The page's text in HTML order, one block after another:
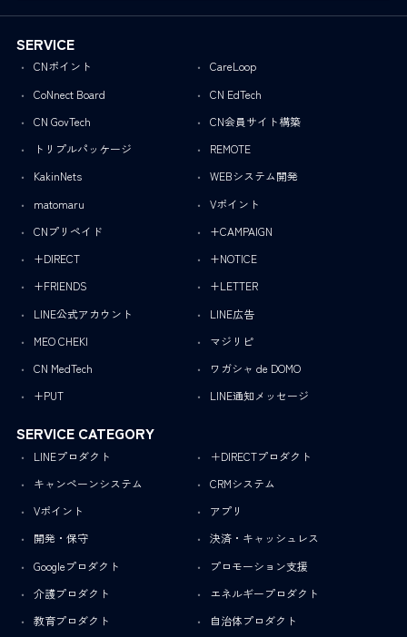
SERVICE
CNポイント
CareLoop
CoNnect Board
CN EdTech
CN GovTech
CN会員サイト構築
トリプルパッケージ
REMOTE
KakinNets
WEBシステム開発
matomaru
Vポイント
CNプリペイド
+CAMPAIGN
+DIRECT
+NOTICE
+FRIENDS
+LETTER
LINE公式アカウント
LINE広告
MEO CHEKI
マジリピ
CN MedTech
ワガシャ de DOMO
+PUT
LINE通知メッセージ
SERVICE CATEGORY
LINEプロダクト
＋DIRECTプロダクト
キャンペーンシステム
CRMシステム
Vポイント
アプリ
開発・保守
決済・キャッシュレス
Googleプロダクト
プロモーション支援
介護プロダクト
エネルギープロダクト
教育プロダクト
自治体プロダクト